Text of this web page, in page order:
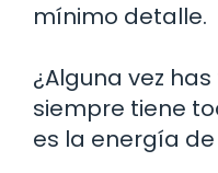
mínimo detalle.
¿Alguna vez
siempre tiene
es la energía de